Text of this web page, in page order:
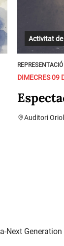
Activitat
DIMECRES 09
Auditori
Next Generation